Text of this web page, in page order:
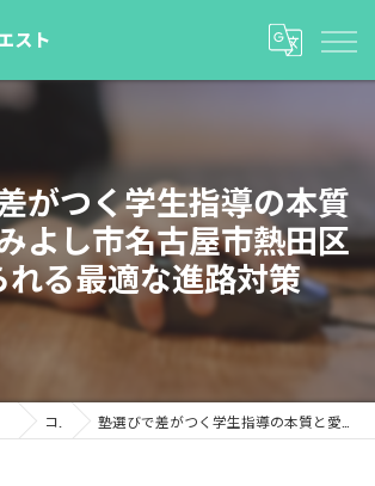
がつく学生指導の本質
よし市名古屋市熱田区
る最適な進路対策
コラム 塾選びで差がつく学生指導の本質と愛知県みよし市名古屋市熱田区で得られる最適な進路対策